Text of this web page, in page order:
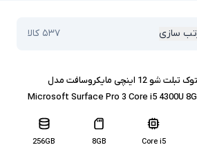
سازی ۵۳۷ کالا
لپ تاپ استوک تبلت شو 12 اینچی مایکروسافت مدل
Microsoft Surface Pro 3 Core i5 4300U
Core i5
8GB
256GB